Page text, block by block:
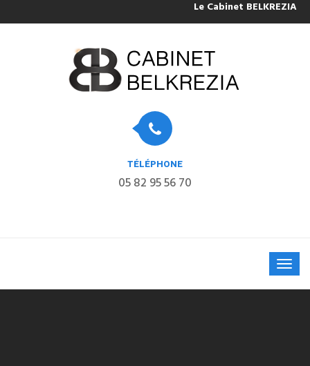
Le Cabinet BELKREZIA
TÉLÉPHONE
05 82 95 56 70